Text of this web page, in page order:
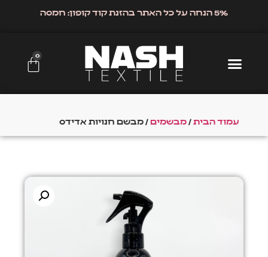
5% הנחה על כל האתר בהזנת קוד קופון: חמסה
0
עמוד הבית/מבשמים/ מבשם חנויות אדידס